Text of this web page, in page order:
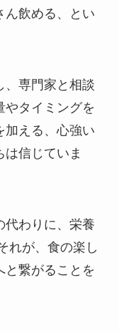
ん飲める、とい
、専門家と相談
やタイミングを
加える、心強い
信じていま
代わりに、栄養
れが、食の楽し
と繋がることを